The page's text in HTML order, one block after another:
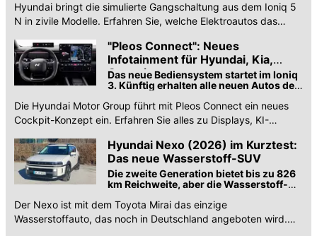
Inster gehen leer aus.
Hyundai bringt die simulierte Gangschaltung aus dem Ioniq 5
N in zivile Modelle. Erfahren Sie, welche Elektroautos das
"Pleos Connect": Neues
Infotainment für Hyundai, Kia,
Genesis
Das neue Bediensystem startet im Ioniq
3. Künftig erhalten alle neuen Autos der
Sprachsteuerung.
Die Hyundai Motor Group führt mit Pleos Connect ein neues
Cockpit-Konzept ein. Erfahren Sie alles zu Displays, KI-
Hyundai Nexo (2026) im Kurztest:
Das neue Wasserstoff-SUV
Die zweite Generation bietet bis zu 826
km Reichweite, aber die Wasserstoff-
Der Nexo ist mit dem Toyota Mirai das einzige
Wasserstoffauto, das noch in Deutschland angeboten wird.